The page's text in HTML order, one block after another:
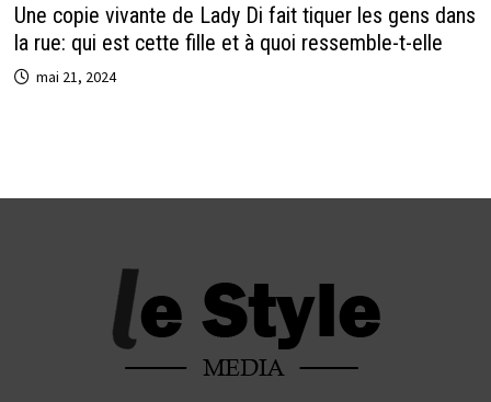
Une copie vivante de Lady Di fait tiquer les gens dans
la rue: qui est cette fille et à quoi ressemble-t-elle
mai 21, 2024